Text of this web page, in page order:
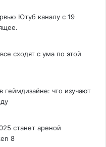
Ютуб каналу с 19
сходят с ума по этой
геймдизайне: что изучают
станет ареной
8